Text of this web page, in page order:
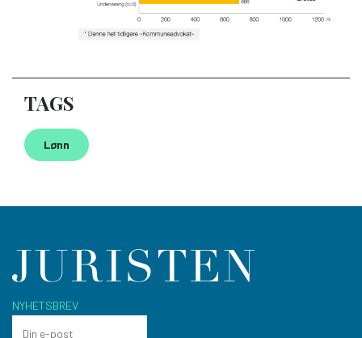
TAGS
Lønn
NYHETSBREV